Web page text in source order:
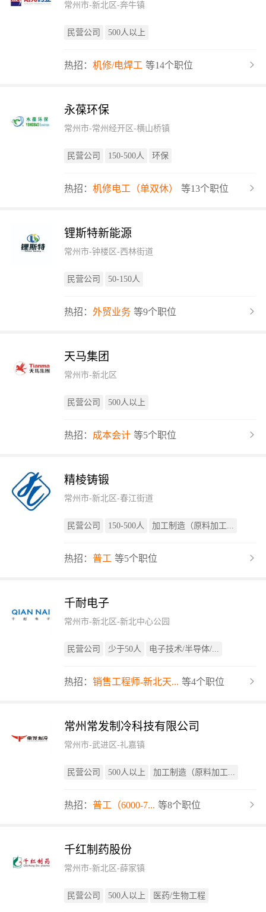
常州市-新北区-奔牛镇
民营公司 500人以上
热招： 机修/电焊工 等14个职位
永葆环保
常州市-常州经开区-横山桥镇
民营公司 150-500人 环保
热招： 机修电工（单双休） 等13个职位
锂斯特新能源
常州市-钟楼区-西林街道
民营公司 50-150人
热招： 外贸业务 等9个职位
天马集团
常州市-新北区
民营公司 500人以上
热招： 成本会计 等5个职位
精棱铸锻
常州市-新北区-春江街道
民营公司 150-500人 加工制造（原料加工...
热招： 普工 等5个职位
千耐电子
常州市-新北区-新北中心公园
民营公司 少于50人 电子技术/半导体/...
热招： 销售工程师-新北天... 等4个职位
常州常发制冷科技有限公司
常州市-武进区-礼嘉镇
民营公司 500人以上 加工制造（原料加工...
热招： 普工（6000-7... 等8个职位
千红制药股份
常州市-新北区-薛家镇
民营公司 500人以上 医药/生物工程